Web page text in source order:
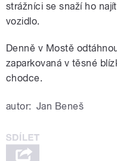
strážníci se snaží ho
vozidlo.
Denně v Mostě
zaparkovaná v těsné
chodce.
autor: Jan Beneš